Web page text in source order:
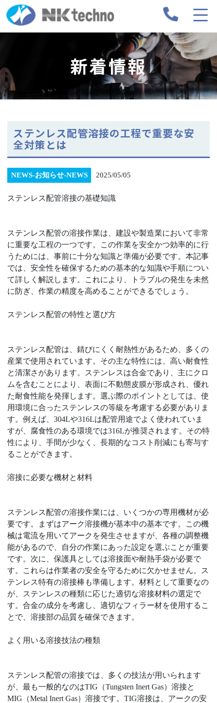
新着情報
ステンレス配管溶接の工程で重要な安
全対策とは
NEWS-お知らせ-NEWS 2025/05/05
ステンレス配管溶接の基礎知識
ステンレス配管の溶接作業は、建設や製造業において非常
に重要な工程の一つです。この作業を安全かつ効率的に行
うためには、事前に十分な知識と準備が必要です。本記事
では、安全性を確保するための基本的な知識や手順につい
て詳しく解説します。これにより、トラブルの発生を未然
に防ぎ、作業の精度を高めることができるでしょう。
ステンレス配管の特性と選び方
ステンレス配管は、錆びにくく耐熱性があるため、多くの
産業で使用されています。その主な特性には、高い耐食性
と清潔さがあります。ステンレスは合金であり、主にクロ
ムを含むことにより、表面に不動態皮膜が形成され、優れ
た耐食性能を発揮します。選ぶ際のポイントとしては、使
用環境に合ったステンレスの等級を考慮する必要がありま
す。例えば、304Lや316Lは配管用途でよく使われていま
すが、腐食性のある環境では316Lが推奨されます。その特
性により、手間が少なく、長期的なコスト削減にも寄与す
ることができます。
溶接に必要な機材と材料
ステンレス配管の溶接作業には、いくつかの専用機材が必
要です。まずはアーク溶接機が基本中の基本です。この機
械は電流を用いてアークを発生させますが、各種の調整機
能があるので、自分の作業にあった設定を選ぶことが重要
です。次に、保護具としては溶接面や耐熱手袋が必要で
す。これらは作業者の安全を守るために欠かせません。ス
テンレス特有の溶接棒も準備します。材料として重要なの
が、ステンレスの種類に応じた適切な溶接材料の選定で
す。合金の成分を考慮し、適切なフィラー材を使用するこ
とで、溶接部の品質を確保できます。
よく用いる溶接技法の種類
ステンレス配管の溶接では、多くの技法が用いられます
が、最も一般的なのはTIG（Tungsten Inert Gas）溶接と
MIG（Metal Inert Gas）溶接です。TIG溶接は、アークの安